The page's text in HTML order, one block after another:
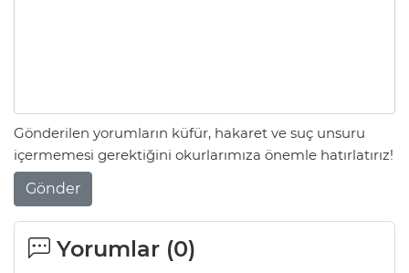
Gönderilen yorumların küfür, hakaret ve suç unsuru
içermemesi gerektiğini okurlarımıza önemle hatırlatırız!
Gönder
Yorumlar (0)